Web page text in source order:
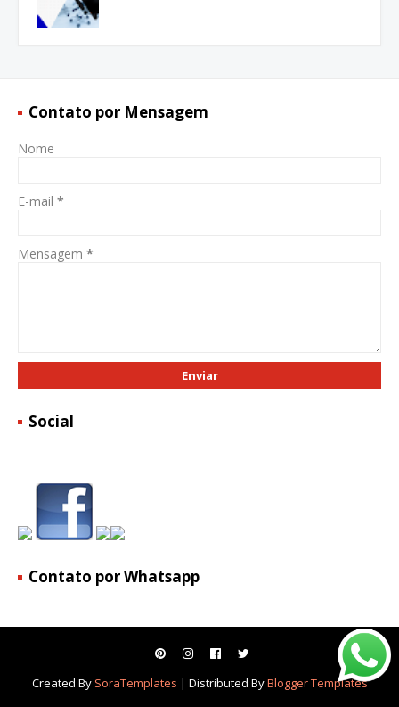
Contato por Mensagem
Nome
E-mail *
Mensagem *
Social
Contato por Whatsapp
Created By SoraTemplates | Distributed ByBlogger Templates